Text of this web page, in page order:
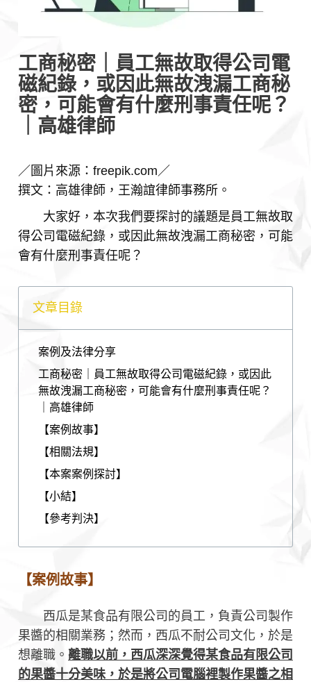
工商秘密｜員工無故取得公司電
磁紀錄，或因此無故洩漏工商秘
密，可能會有什麼刑事責任呢？
｜高雄律師
／圖片來源：freepik.com／
撰文：高雄律師，王瀚誼律師事務所。
大家好，本次我們要探討的議題是員工無故取
得公司電磁紀錄，或因此無故洩漏工商秘密，可能
會有什麼刑事責任呢？
文章目錄
案例及法律分享
工商秘密｜員工無故取得公司電磁紀錄，或因此
無故洩漏工商秘密，可能會有什麼刑事責任呢？
｜高雄律師
【案例故事】
【相關法規】
【本案案例探討】
【小結】
【參考判決】
【案例故事】
西瓜是某食品有限公司的員工，負責公司製作
果醬的相關業務；然而，西瓜不耐公司文化，於是
想離職。 離職以前，西瓜深深覺得某食品有限公司
的果醬十分美味，於是將公司電腦裡製作果醬之相